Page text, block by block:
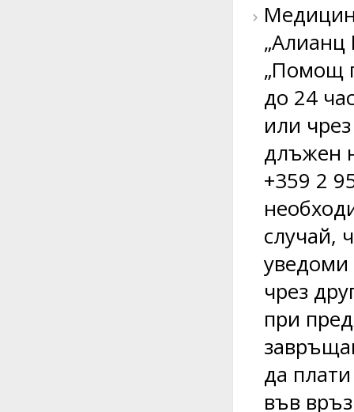
„Алианц
„Помощ
до 24
или
длъжен
+359 2
случай,
уведоми
чрез
при
да
във